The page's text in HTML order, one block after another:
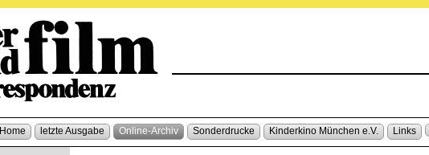
Home letzte Ausgabe Online-Archiv Sonderdrucke Kinderkino München e.V. Links